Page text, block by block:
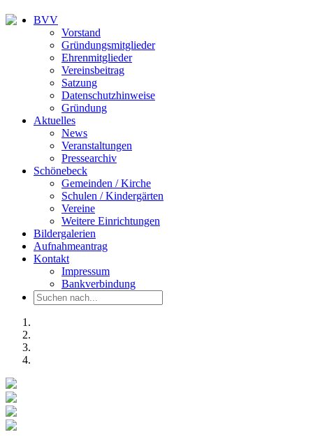
BVV
Vorstand
Gründungsmitglieder
Ehrenmitglieder
Vereinsbeitrag
Satzung
Datenschutzhinweise
Gründung
Aktuelles
News
Veranstaltungen
Pressearchiv
Schönebeck
Gemeinden / Kirche
Schulen / Kindergärten
Vereine
Weitere Einrichtungen
Bildergalerien
Aufnahmeantrag
Kontakt
Impressum
Bankverbindung